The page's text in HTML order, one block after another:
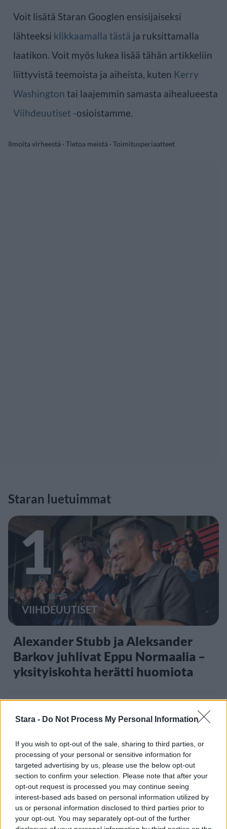
Stara - Do Not Process My Personal Information
If you wish to opt-out of the sale, sharing to third parties, or
processing of your personal or sensitive information for
targeted advertising by us, please use the below opt-out
section to confirm your selection. Please note that after your
opt-out request is processed you may continue seeing
interest-based ads based on personal information utilized by
us or personal information disclosed to third parties prior to
your opt-out. You may separately opt-out of the further
Voit lisätä Staran Googlen ensisijaiseksi
lähteeksi klikkaamalla tästä ja ruksittamalla
laatikon. Voit myös lukea lisää tähän artikkeliin
liittyvistä teemoista ja aiheista, kuten Kerry
Washington tai laajemmin samasta aihealueesta
Viihdeuutiset -osioistamme.
Ilmoita virheestä · Tietoa meistä · Toimitusperiaatteet
Staran luetuimmat
1
VIIHDEUUTISET
Alexander Stubb ja Aleksander
Barkov juhlivat Eppu Normaalia –
yksityiskohta herätti huomiota
2
UUTISET